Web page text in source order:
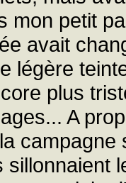
mon petit
avait
légère
plus
A
sillonnaient